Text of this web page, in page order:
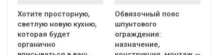
Хотите просторную,
светлую новую кухню,
которая будет
органично
Обвязочный пояс
шпунтового
ограждения:
назначение,